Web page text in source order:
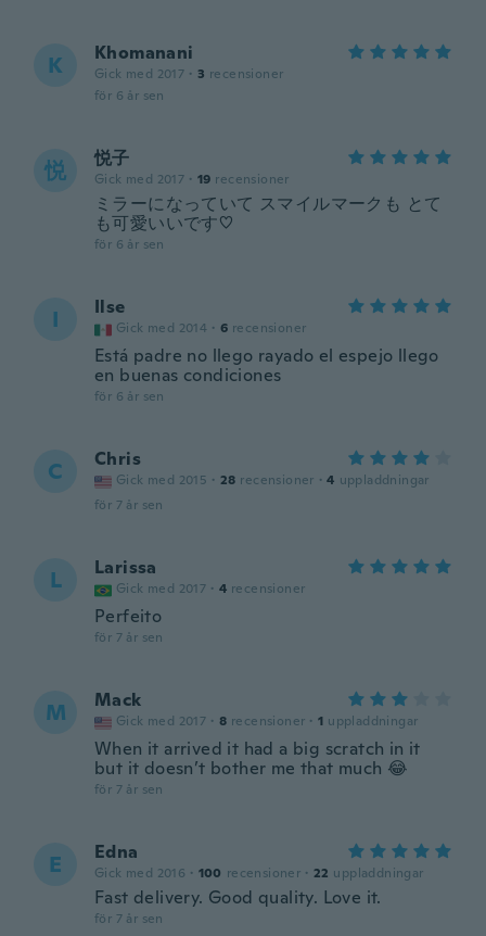
K Khomanani
Gick med 2017 · 3 recensioner
för 6 år sen
悦 悦子
Gick med 2017 · 19 recensioner
ミラーになっていて スマイルマークも とて
も可愛いいです♡
för 6 år sen
I Ilse
Gick med 2014 · 6 recensioner
Está padre no llego rayado el espejo llego
en buenas condiciones
för 6 år sen
C Chris
Gick med 2015 · 28 recensioner · 4 uppladdningar
för 7 år sen
L Larissa
Gick med 2017 · 4 recensioner
Perfeito
för 7 år sen
M Mack
Gick med 2017 · 8 recensioner · 1 uppladdningar
When it arrived it had a big scratch in it
but it doesn’t bother me that much 😂
för 7 år sen
E Edna
Gick med 2016 · 100 recensioner · 22 uppladdningar
Fast delivery. Good quality. Love it.
för 7 år sen